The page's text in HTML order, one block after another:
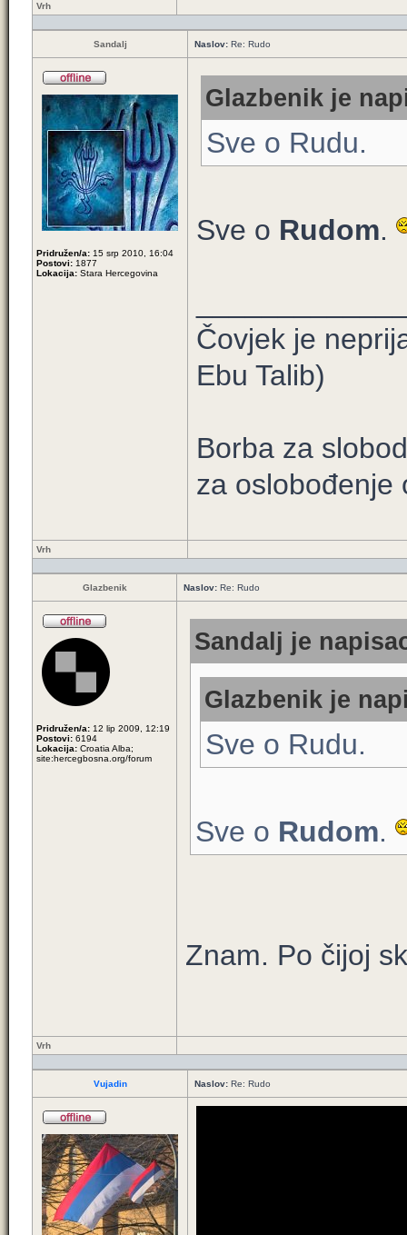
Vrh
Sandalj Naslov: Re: Rudo
Pridružen/a: 15 srp 2010, 16:04
Postovi: 1877
Lokacija: Stara Hercegovina
Glazbenik je
Sve o Rudu.
Sve o Rudom.
Čovjek je
Ebu Talib)
Borba za
za oslobođenje
Vrh
Glazbenik Naslov: Re: Rudo
Pridružen/a: 12 lip 2009, 12:19
Postovi: 6194
Lokacija: Croatia Alba;
site:hercegbosna.org/forum
Sandalj je
Glazbenik je
Sve o Rudu.
Sve o Rudom.
Znam. Po čijoj
Vrh
Vujadin Naslov: Re: Rudo